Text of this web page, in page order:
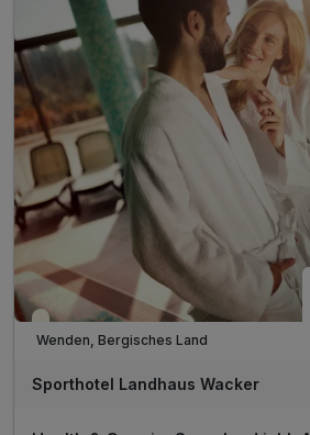
inkl. Nutzung von Schwimmbad &
inkl. Nutzung des Fitnessraums
inkl. Leihweise Bademäntel und
inkl. Parken direkt am Hotel
inkl. WLAN
Teilweise ausgelastet
Wenden, Bergisches Land
Sporthotel Landhaus Wacker